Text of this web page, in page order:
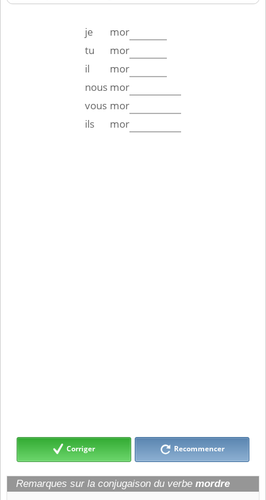
je
mor
tu
mor
il
mor
nous mor
vous mor
ils
mor
Corriger Recommencer
Remarques sur la conjugaison du verbe mordre